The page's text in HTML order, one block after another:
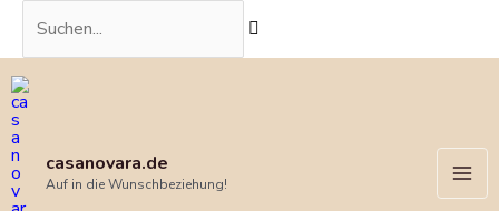
Inhalt
springen
casanovara.de
Auf in die Wunschbeziehung!